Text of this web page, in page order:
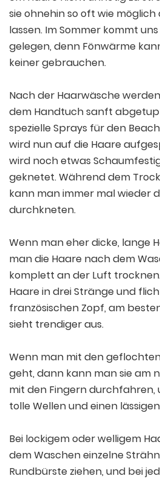
sie ohnehin so oft wie
lassen. Im Sommer kommt
gelegen, denn Fönwärme
keiner gebrauchen.
Nach der Haarwäsche
dem Handtuch sanft
spezielle Sprays für den
wird nun auf die Haare
wird noch etwas
geknetet. Während dem
kann man immer mal wieder
durchkneten.
Wenn man eher dicke, lange
man die Haare nach dem
komplett an der Luft
Haare in drei Stränge und
französischen Zopf, am
sieht trendiger aus.
Wenn man mit den
geht, dann kann man sie am
mit den Fingern
tolle Wellen und einen
Bei lockigem oder welligem
dem Waschen einzelne
Rundbürste ziehen, und bei